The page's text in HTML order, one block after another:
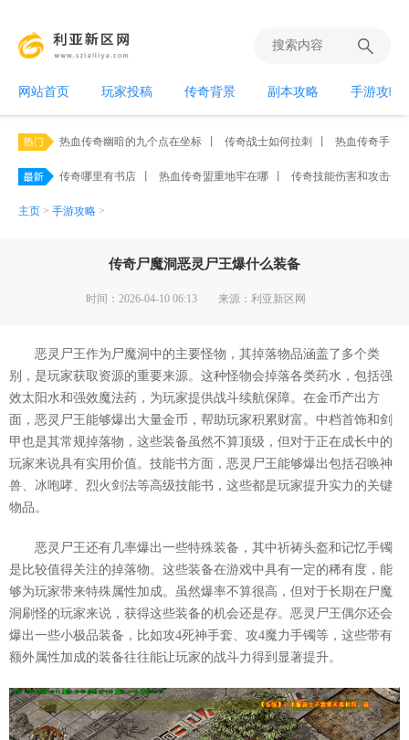
网站首页 玩家投稿 传奇背景 副本攻略 手游攻略
热血传奇幽暗的九个点在坐标 传奇战士如何拉刺 热血传奇手游
传奇哪里有书店 热血传奇盟重地牢在哪 传奇技能伤害和攻击伤
主页 > 手游攻略 >
传奇尸魔洞恶灵尸王爆什么装备
时间：2026-04-10 06:13 来源：利亚新区网
恶灵尸王作为尸魔洞中的主要怪物，其掉落物品涵盖了多个类
别，是玩家获取资源的重要来源。这种怪物会掉落各类药水，包括强
效太阳水和强效魔法药，为玩家提供战斗续航保障。在金币产出方
面，恶灵尸王能够爆出大量金币，帮助玩家积累财富。中档首饰和剑
甲也是其常规掉落物，这些装备虽然不算顶级，但对于正在成长中的
玩家来说具有实用价值。技能书方面，恶灵尸王能够爆出包括召唤神
兽、冰咆哮、烈火剑法等高级技能书，这些都是玩家提升实力的关键
物品。
恶灵尸王还有几率爆出一些特殊装备，其中祈祷头盔和记忆手镯
是比较值得关注的掉落物。这些装备在游戏中具有一定的稀有度，能
够为玩家带来特殊属性加成。虽然爆率不算很高，但对于长期在尸魔
洞刷怪的玩家来说，获得这些装备的机会还是存。恶灵尸王偶尔还会
爆出一些小极品装备，比如攻4死神手套、攻4魔力手镯等，这些带有
额外属性加成的装备往往能让玩家的战斗力得到显著提升。